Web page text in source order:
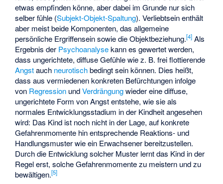
etwas empfinden könne, aber dabei im Grunde nur sich
selber fühle (Subjekt-Objekt-Spaltung). Verliebtsein enthält
aber meist beide Komponenten, das allgemeine
persönliche Ergriffensein sowie die Objektbeziehung.[4] Als
Ergebnis der Psychoanalysekann es gewertet werden,
dass ungerichtete, diffuse Gefühle wie z. B. frei flottierende
Angstauch neurotischbedingt sein können. Dies heißt,
dass aus vermiedenen konkreten Befürchtungen infolge
von Regression undVerdrängungwieder eine diffuse,
ungerichtete Form von Angst entstehe, wie sie als
normales Entwicklungsstadium in der Kindheit angesehen
wird: Das Kind ist noch nicht in der Lage, auf konkrete
Gefahrenmomente hin entsprechende Reaktions- und
Handlungsmusterwie ein Erwachsenerbereitzustellen.
Durch die Entwicklung solcher Muster lernt das Kind in der
Regel erst, solche Gefahrenmomente zu meistern und zu
bewältigen.[5]